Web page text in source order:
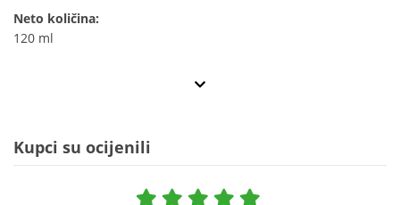
Neto količina:
120 ml
Kupci su ocijenili